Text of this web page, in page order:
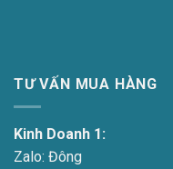
TƯ VẤN MUA HÀNG
Kinh Doanh 1:
Zalo: Đông